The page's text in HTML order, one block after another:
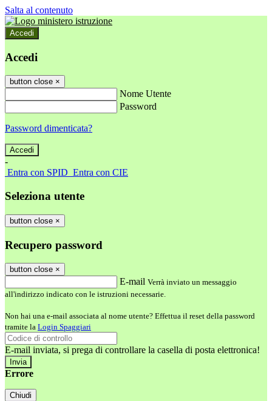
Salta al contenuto
Accedi
Accedi
button close ×
Nome Utente
Password
Password dimenticata?
-
Entra con SPID Entra con CIE
Seleziona utente
button close ×
Recupero password
button close ×
E-mail Verrà inviato un messaggio
all'indirizzo indicato con le istruzioni necessarie.
Non hai una e-mail associata al nome utente? Effettua il reset della password
tramite la Login Spaggiari
E-mail inviata, si prega di controllare la casella di posta elettronica!
Errore
Chiudi